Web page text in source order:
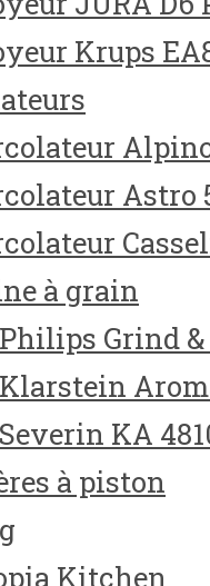
Krups
Astro
à grain
Grind
KA
à piston
Kitchen